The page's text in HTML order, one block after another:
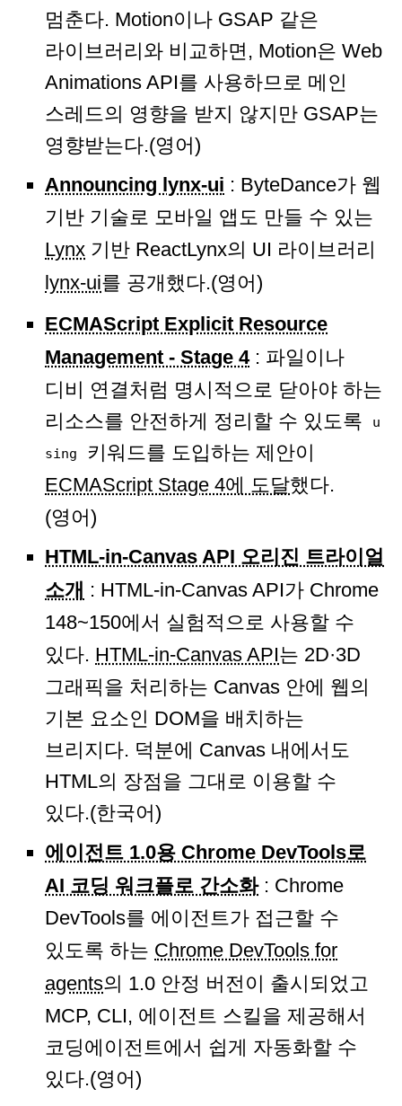
멈춘다. Motion이나 GSAP 같은
라이브러리와 비교하면, Motion은 Web
Animations API를 사용하므로 메인
스레드의 영향을 받지 않지만 GSAP는
영향받는다.(영어)
Announcing lynx-ui : ByteDance가 웹
기반 기술로 모바일 앱도 만들 수 있는
Lynx 기반 ReactLynx의 UI 라이브러리
lynx-ui를 공개했다.(영어)
ECMAScript Explicit Resource
Management - Stage 4: 파일이나
디비 연결처럼 명시적으로 닫아야 하는
리소스를 안전하게 정리할 수 있도록
u
sing
키워드를 도입하는 제안이
ECMAScript Stage 4에 도달했다.
(영어)
HTML-in-Canvas API 오리진 트라이얼
소개 : HTML-in-Canvas API가 Chrome
148~150에서 실험적으로 사용할 수
있다. HTML-in-Canvas API는 2D·3D
그래픽을 처리하는 Canvas 안에 웹의
기본 요소인 DOM을 배치하는
브리지다. 덕분에 Canvas 내에서도
HTML의 장점을 그대로 이용할 수
있다.(한국어)
에이전트 1.0용 Chrome DevTools로
AI 코딩 워크플로 간소화: Chrome
DevTools를 에이전트가 접근할 수
있도록 하는 Chrome DevTools for
agents의 1.0 안정 버전이 출시되었고
MCP, CLI, 에이전트 스킬을 제공해서
코딩에이전트에서 쉽게 자동화할 수
있다.(영어)